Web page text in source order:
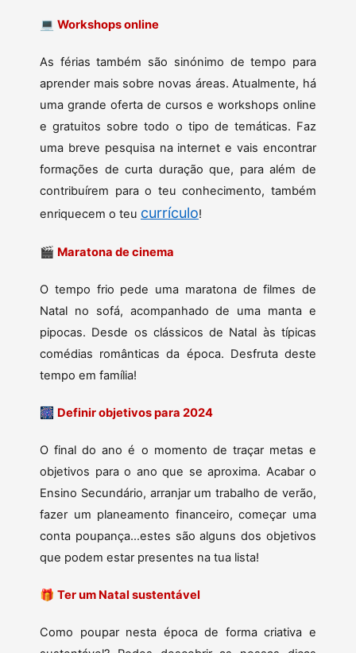
💻 Workshops online
As férias também são sinónimo de tempo para
aprender mais sobre novas áreas. Atualmente, há
uma grande oferta de cursos e workshops online
e gratuitos sobre todo o tipo de temáticas. Faz
uma breve pesquisa na internet e vais encontrar
formações de curta duração que, para além de
contribuírem para o teu conhecimento, também
enriquecem o teu currículo!
🎬 Maratona de cinema
O tempo frio pede uma maratona de filmes de
Natal no sofá, acompanhado de uma manta e
pipocas. Desde os clássicos de Natal às típicas
comédias românticas da época. Desfruta deste
tempo em família!
🎆 Definir objetivos para 2024
O final do ano é o momento de traçar metas e
objetivos para o ano que se aproxima. Acabar o
Ensino Secundário, arranjar um trabalho de verão,
fazer um planeamento financeiro, começar uma
conta poupança…estes são alguns dos objetivos
que podem estar presentes na tua lista!
🎁 Ter um Natal sustentável
Como poupar nesta época de forma criativa e